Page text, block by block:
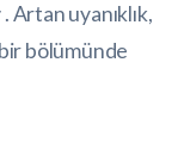
. Artan uyanıklık,
bölümünde